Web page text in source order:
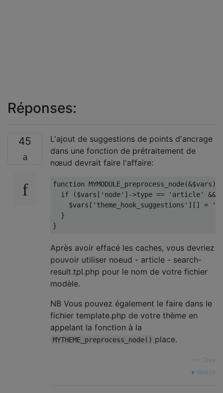
Réponses:
45
L'ajout de suggestions de points d'ancrage
dans une fonction de prétraitement de
nœud devrait faire l'affaire:
function MYMODULE_preprocess_node(&$vars)
if
($vars [ 'node' ]->type == 'article' &&
    $vars
[ 'theme_hook_suggestions' ][] =
}
}
Après avoir effacé les caches, vous devriez
pouvoir utiliser noeud - article - search-
result.tpl.php pour le nom de votre fichier
modèle.
NB Vous pouvez également le faire dans le
fichier template.php de votre thème en
appelant la fonction à la
MYTHEME_preprocess_node() place.
Clive
source